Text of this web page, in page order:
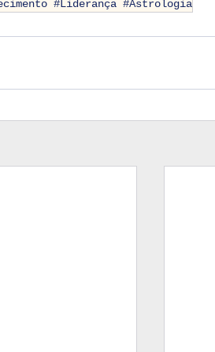
#Liderança #Astrologia